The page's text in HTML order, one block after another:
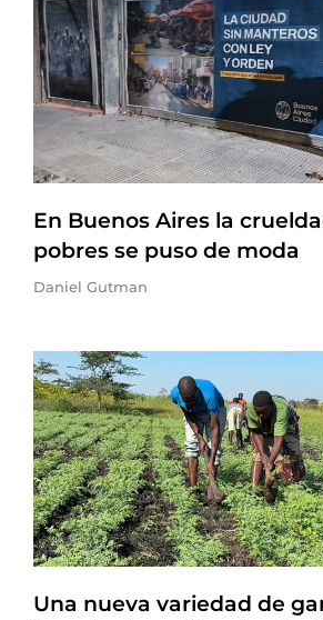
En Buenos Aires la
pobres se puso de moda
Daniel Gutman
Una nueva variedad de